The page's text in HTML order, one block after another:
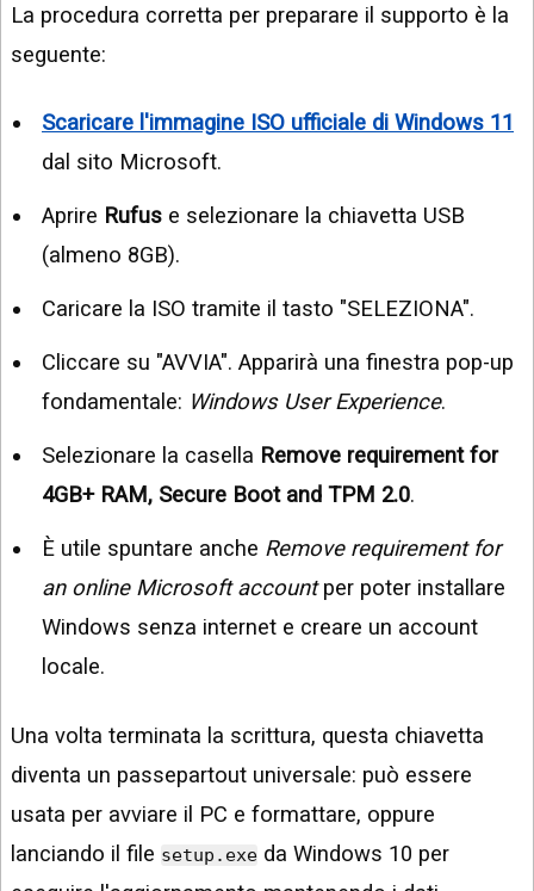
La procedura corretta per preparare il supporto è la
seguente:
Scaricare l'immagine ISO ufficiale di Windows 11
dal sito Microsoft.
Aprire Rufus e selezionare la chiavetta USB
(almeno 8GB).
Caricare la ISO tramite il tasto "SELEZIONA".
Cliccare su "AVVIA". Apparirà una finestra pop-up
fondamentale: Windows User Experience.
Selezionare la casella Remove requirement for
4GB+ RAM, Secure Boot and TPM 2.0.
È utile spuntare anche Remove requirement for
an online Microsoft accountper poter installare
Windows senza internet e creare un account
locale.
Una volta terminata la scrittura, questa chiavetta
diventa un passepartout universale: può essere
usata per avviare il PC e formattare, oppure
lanciando il file setup.exe da Windows 10 per